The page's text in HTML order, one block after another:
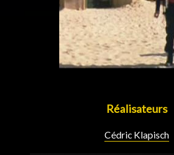
Réalisateurs
Cédric Klapisch